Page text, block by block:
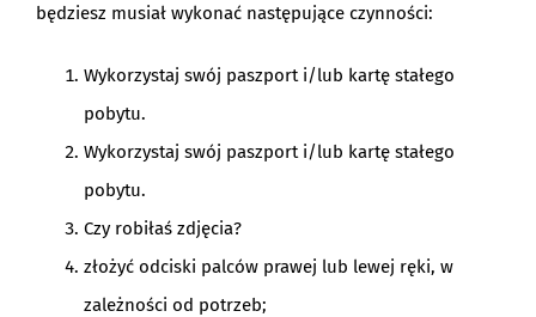
będziesz musiał wykonać następujące czynności:
Wykorzystaj swój paszport i/lub kartę stałego
pobytu.
Wykorzystaj swój paszport i/lub kartę stałego
pobytu.
Czy robiłaś zdjęcia?
złożyć odciski palców prawej lub lewej ręki, w
zależności od potrzeb;